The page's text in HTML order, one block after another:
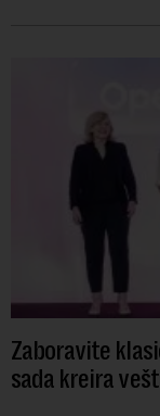
Zaboravite
sada kreira